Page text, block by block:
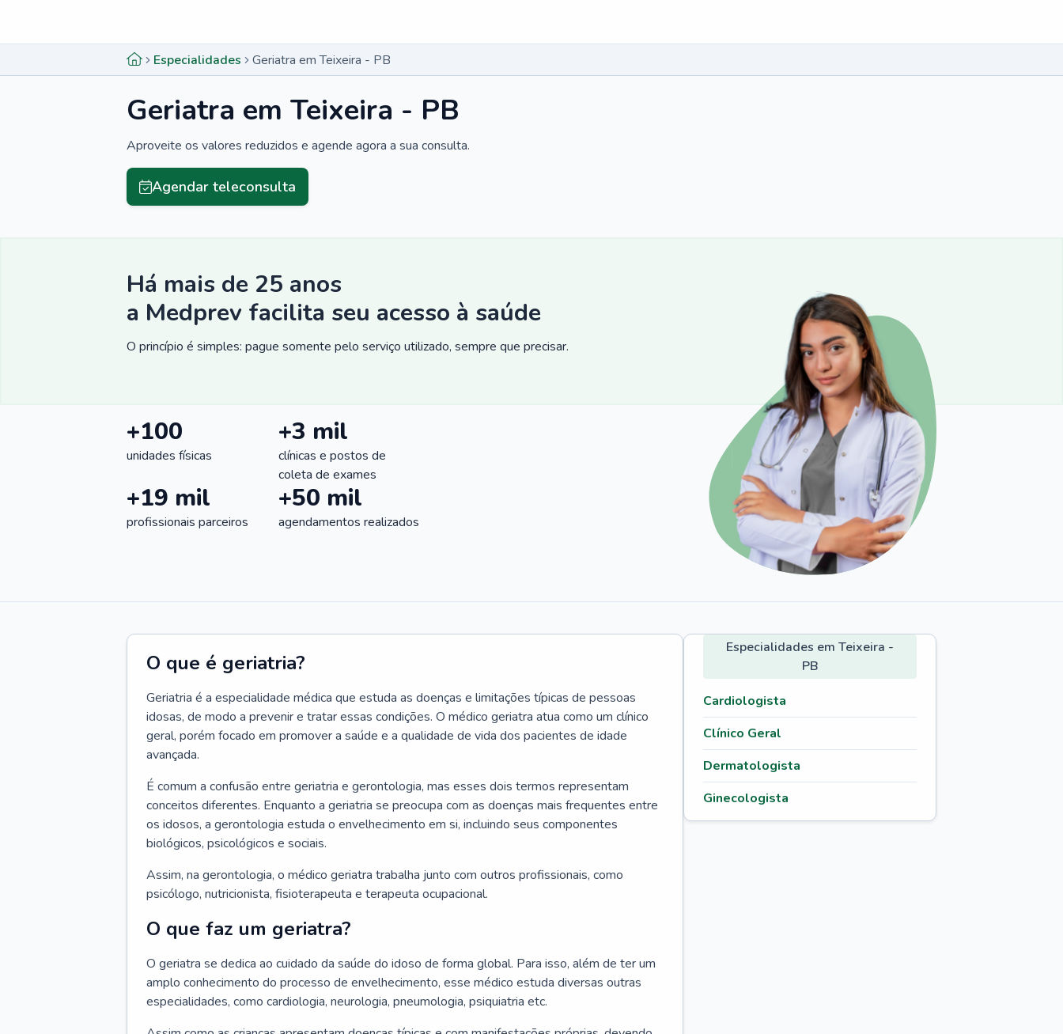
Especialidades Geriatra em Teixeira - PB
Geriatra em Teixeira - PB
Aproveite os valores reduzidos e agende agora a sua consulta.
Agendar teleconsulta
Há mais de 25 anos
a Medprev facilita seu acesso à saúde
O princípio é simples: pague somente pelo serviço utilizado, sempre que precisar.
+100
unidades físicas
+3 mil
clínicas e postos de
coleta de exames
+19 mil
profissionais parceiros
+50 mil
agendamentos realizados
O que é geriatria?
Geriatria é a especialidade médica que estuda as doenças e limitações típicas de pessoas
idosas, de modo a prevenir e tratar essas condições. O médico geriatra atua como um clínico
geral, porém focado em promover a saúde e a qualidade de vida dos pacientes de idade
avançada.
É comum a confusão entre geriatria e gerontologia, mas esses dois termos representam
conceitos diferentes. Enquanto a geriatria se preocupa com as doenças mais frequentes entre
os idosos, a gerontologia estuda o envelhecimento em si, incluindo seus componentes
biológicos, psicológicos e sociais.
Assim, na gerontologia, o médico geriatra trabalha junto com outros profissionais, como
psicólogo, nutricionista, fisioterapeuta e terapeuta ocupacional.
O que faz um geriatra?
O geriatra se dedica ao cuidado da saúde do idoso de forma global. Para isso, além de ter um
amplo conhecimento do processo de envelhecimento, esse médico estuda diversas outras
especialidades, como cardiologia, neurologia, pneumologia, psiquiatria etc.
Especialidades em Teixeira -
PB
Cardiologista
Clínico Geral
Dermatologista
Ginecologista